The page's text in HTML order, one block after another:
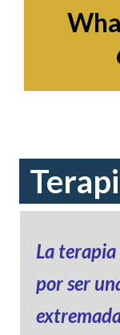
La
por ser